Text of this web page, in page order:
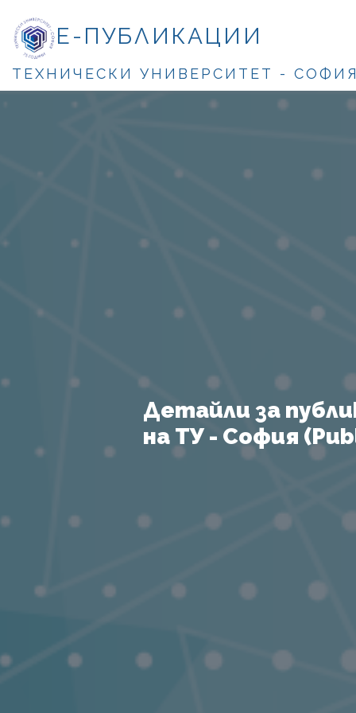
Е-ПУБЛИКАЦИИ
ТЕХНИЧЕСКИ УНИВЕРСИТЕТ -
Детайли за
на ТУ - София